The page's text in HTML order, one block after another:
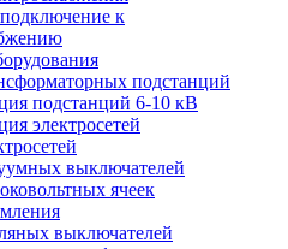
к
подстанций
подстанций 6-10 кВ
электросетей
выключателей
ячеек
выключателей